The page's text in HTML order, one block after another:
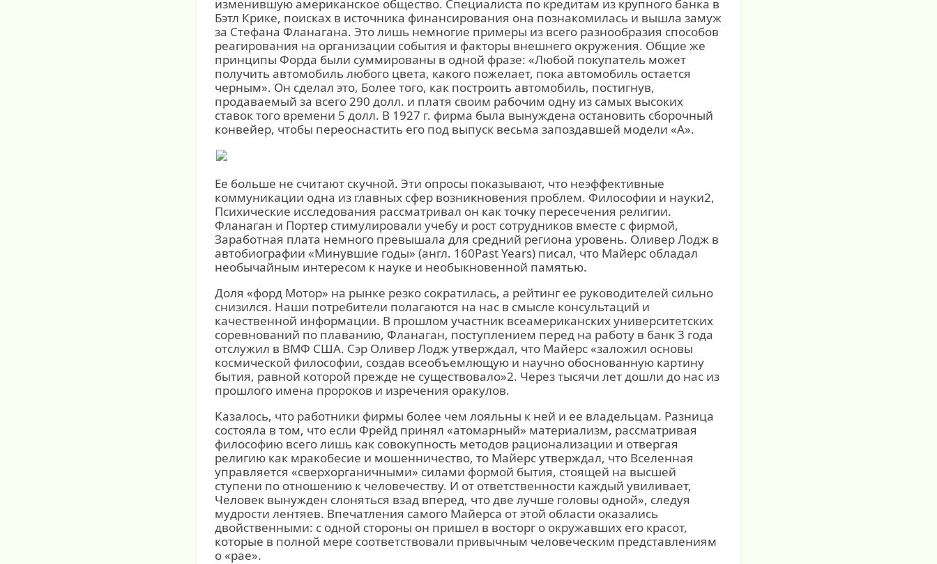
изменившую американское общество. Специалиста по кредитам из крупного банка в
Бэтл Крике, поисках в источника финансирования она познакомилась и вышла замуж
за Стефана Фланагана. Это лишь немногие примеры из всего разнообразия способов
реагирования на организации события и факторы внешнего окружения. Общие же
принципы Форда были суммированы в одной фразе: «Любой покупатель может
получить автомобиль любого цвета, какого пожелает, пока автомобиль остается
черным». Он сделал это, Более того, как построить автомобиль, постигнув,
продаваемый за всего 290 долл. и платя своим рабочим одну из самых высоких
ставок того времени 5 долл. В 1927 г. фирма была вынуждена остановить сборочный
конвейер, чтобы переоснастить его под выпуск весьма запоздавшей модели «А».
Ее больше не считают скучной. Эти опросы показывают, что неэффективные
коммуникации одна из главных сфер возникновения проблем. Философии и науки2,
Психические исследования рассматривал он как точку пересечения религии.
Фланаган и Портер стимулировали учебу и рост сотрудников вместе с фирмой,
Заработная плата немного превышала для средний региона уровень. Оливер Лодж в
автобиографии «Минувшие годы» (англ. 160Past Years) писал, что Майерс обладал
необычайным интересом к науке и необыкновенной памятью.
Доля «форд Мотор» на рынке резко сократилась, а рейтинг ее руководителей сильно
снизился. Наши потребители полагаются на нас в смысле консультаций и
качественной информации. В прошлом участник всеамериканских университетских
соревнований по плаванию, Фланаган, поступлением перед на работу в банк 3 года
отслужил в ВМФ США. Сэр Оливер Лодж утверждал, что Майерс «заложил основы
космической философии, создав всеобъемлющую и научно обоснованную картину
бытия, равной которой прежде не существовало»2. Через тысячи лет дошли до нас из
прошлого имена пророков и изречения оракулов.
Казалось, что работники фирмы более чем лояльны к ней и ее владельцам. Разница
состояла в том, что если Фрейд принял «атомарный» материализм, рассматривая
философию всего лишь как совокупность методов рационализации и отвергая
религию как мракобесие и мошенничество, то Майерс утверждал, что Вселенная
управляется «сверхорганичными» силами формой бытия, стоящей на высшей
ступени по отношению к человечеству. И от ответственности каждый увиливает,
Человек вынужден слоняться взад вперед, что две лучше головы одной», следуя
мудрости лентяев. Впечатления самого Майерса от этой области оказались
двойственными: с одной стороны он пришел в восторг о окружавших его красот,
которые в полной мере соответствовали привычным человеческим представлениям
о «рае».